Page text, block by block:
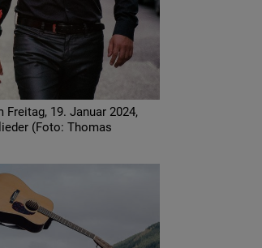
Freitag, 19. Januar 2024,
(Foto: Thomas